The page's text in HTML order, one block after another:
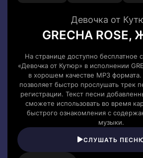
Девочка от
GRECHA
На странице доступно бесплатное
«Девочка от Кутюр» в исполнении
в хорошем качестве MP3
позволяет быстро прослушать трек
регистрации. Текст песни
сможете использовать во время
быстрого ознакомления с
музыки.
СЛУШАТЬ